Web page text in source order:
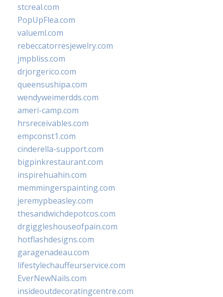
stcreal.com
PopUpFlea.com
valueml.com
rebeccatorresjewelry.com
jmpbliss.com
drjorgerico.com
queensushipa.com
wendyweimerdds.com
ameri-camp.com
hrsreceivables.com
empconst1.com
cinderella-support.com
bigpinkrestaurant.com
inspirehuahin.com
memmingerspainting.com
jeremypbeasley.com
thesandwichdepotcos.com
drgiggleshouseofpain.com
hotflashdesigns.com
garagenadeau.com
lifestylechauffeurservice.com
EverNewNails.com
insideoutdecoratingcentre.com